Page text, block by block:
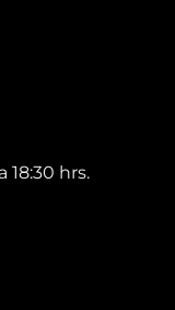
18:30 hrs.